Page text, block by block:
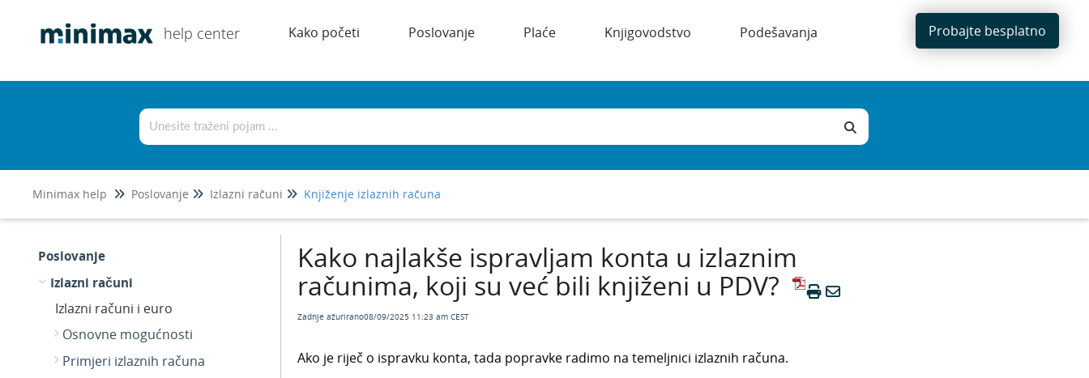
help center Kako početi Poslovanje Plaće Knjigovodstvo Podešavanja Probajte besplatno
Minimax help Poslovanje Izlazni računi Knjiženje izlaznih računa
Poslovanje
Izlazni računi
Izlazni računi i euro
Osnovne mogućnosti
Primjeri izlaznih računa
Kako najlakše ispravljam konta u izlaznim
računima, koji su već bili knjiženi u PDV?
Zadnje ažurirano08/09/2025 11:23 am CEST
Ako je riječ o ispravku konta, tada popravke radimo na temeljnici izlaznih računa.